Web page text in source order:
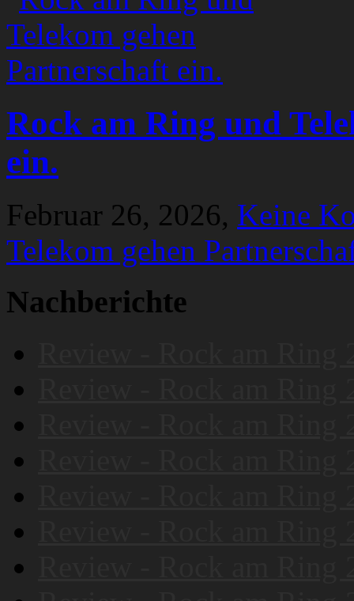
Rock am Ring und
ein.
Februar 26, 2026, Keine
Telekom gehen
Nachberichte